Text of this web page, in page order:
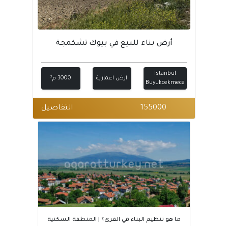
أرض بناء للبيع في بيوك تشكمجة
Istanbul
Buyukcekmece
ارض اعمارية 3000 م²
155000 التفاصيل
ما هو تنظيم البناء في القرى؟ | المنطقة السكنية